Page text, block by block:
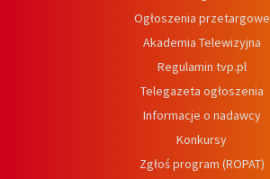
Ogłoszenia przetargowe
Akademia Telewizyjna
Regulamin tvp.pl
Telegazeta ogłoszenia
Informacje o nadawcy
Konkursy
Zgłoś program (ROPAT)